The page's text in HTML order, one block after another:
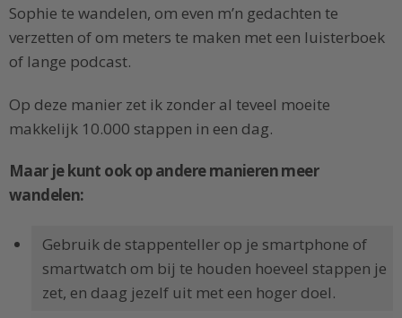
Sophie te wandelen, om even m’n gedachten te
verzetten of om meters te maken met een luisterboek
of lange podcast.
Op deze manier zet ik zonder al teveel moeite
makkelijk 10.000 stappen in een dag.
Maar je kunt ook op andere manieren meer
wandelen:
Gebruik de stappenteller op je smartphone of
smartwatch om bij te houden hoeveel stappen je
zet, en daag jezelf uit met een hoger doel.